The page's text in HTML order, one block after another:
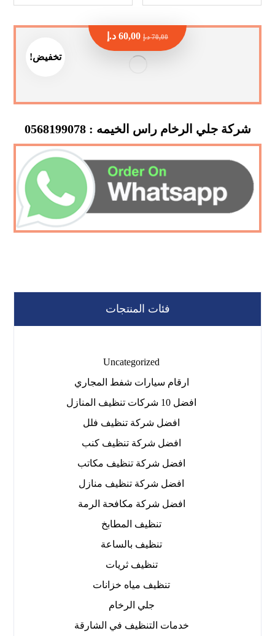
تخفيض!
شركة جلي الرخام راس الخيمه : 0568199078
70,00 د.إ 60,00 د.إ
فئات المنتجات
Uncategorized
ارقام سيارات شفط المجاري
افضل 10 شركات تنظيف المنازل
افضل شركة تنظيف فلل
افضل شركة تنظيف كنب
افضل شركة تنظيف مكاتب
افضل شركة تنظيف منازل
افضل شركة مكافحة الرمة
تنظيف المطابخ
تنظيف بالساعة
تنظيف ثريات
تنظيف مياه خزانات
جلي الرخام
خدمات التنظيف في الشارقة